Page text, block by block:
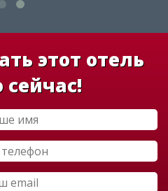
этот отель
сейчас!